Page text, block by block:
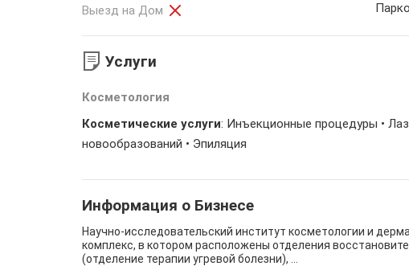
Выезд на Дом
Услуги
Косметология
Косметические услуги: Инъекционные процедуры •
новообразований • Эпиляция
Информация о Бизнесе
Научно-исследовательский институт косметологии и
комплекс, в котором расположены отделения
(отделение терапии угревой болезни), ...